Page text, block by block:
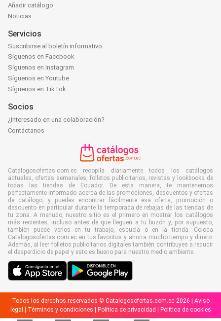
Añadir catálogo
Noticias
Servicios
Suscribirse al boletín informativo
Síguenos en Facebook
Síguenos en Instagram
Síguenos en Youtube
Síguenos en TikTok
Socios
¿Interesado en una colaboración?
Contáctanos
Catalogosofertas.com.ec recopila diariamente todos los catálogos
actuales, ofertas semanales, folletos publicitarios, revistas y lookbooks de
todas las tiendas de Ecuador. De esta manera, te mantenemos
perfectamente informado acerca de las promociones, descuentos y ofertas
de catálogo, y puedes encontrar fácilmente esa oferta, promoción o
descuento en particular durante la temporada de rebajas de las tiendas de
tu zona. A menudo, nuestro sitio es el primero en mostrar los catálogos
más recientes, incluso antes de que lleguen a tu buzón y, por supuesto,
también puede verlos en tu trabajo, escuela o en la tienda. Coloca
Catalogosofertas.com.ec en tus favoritos y ahorra mucho tiempo y dinero.
Además, al leer folletos publicitarios digitales también contribuyes a reducir
el desperdicio de papel y esto es bueno para nuestro medio ambiente.
Todos los derechos reservados © Catalogosofertas.com.ec 2026 | Aviso
legal
Términos y condiciones Política de privacidad Política de cookies